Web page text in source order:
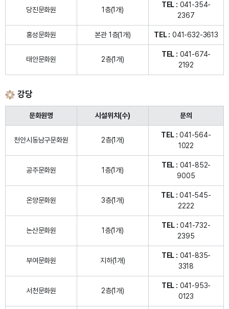
당진문화원 1층(1개)
TEL : 041-354-
2367
홍성문화원 본관 1층(1개) TEL : 041-632-3613
태안문화원 2층(1개)
TEL : 041-674-
2192
강당
문화원명 시설위치(수) 문의
천안시동남구문화원 2층(1개)
TEL : 041-564-
1022
공주문화원 1층(1개)
TEL : 041-852-
9005
온양문화원 3층(1개)
TEL : 041-545-
2222
논산문화원 1층(1개)
TEL : 041-732-
2395
부여문화원 지하(1개)
TEL : 041-835-
3318
서천문화원 2층(1개)
TEL : 041-953-
0123